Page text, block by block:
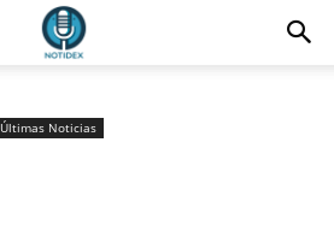
Últimas Noticias